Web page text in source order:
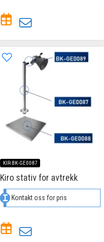
KIR-BK-GE0087
Kiro stativ for avtrekk
Kontakt oss for pris